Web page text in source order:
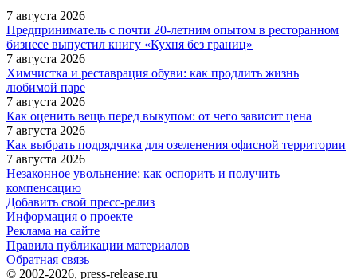
7 августа 2026
Предприниматель с почти 20-летним опытом в ресторанном
бизнесе выпустил книгу «Кухня без границ»
7 августа 2026
Химчистка и реставрация обуви: как продлить жизнь
любимой паре
7 августа 2026
Как оценить вещь перед выкупом: от чего зависит цена
7 августа 2026
Как выбрать подрядчика для озеленения офисной территории
7 августа 2026
Незаконное увольнение: как оспорить и получить
компенсацию
Добавить свой пресс-релиз
Информация о проекте
Реклама на сайте
Правила публикации материалов
Обратная связь
© 2002-2026, press-release.ru